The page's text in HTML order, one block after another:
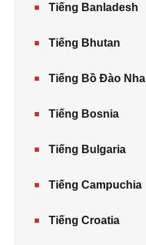
Tiếng Banladesh
Tiếng Bhutan
Tiếng Bồ Đào Nha
Tiếng Bosnia
Tiếng Bulgaria
Tiếng Campuchia
Tiếng Croatia